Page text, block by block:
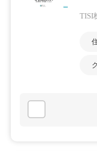
TISI